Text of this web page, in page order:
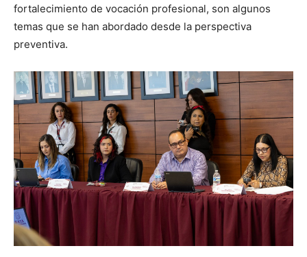
fortalecimiento de vocación profesional, son algunos
temas que se han abordado desde la perspectiva
preventiva.